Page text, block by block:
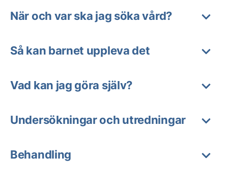
När och var ska jag söka vård?
Så kan barnet uppleva det
Vad kan jag göra själv?
Undersökningar och utredningar
Behandling